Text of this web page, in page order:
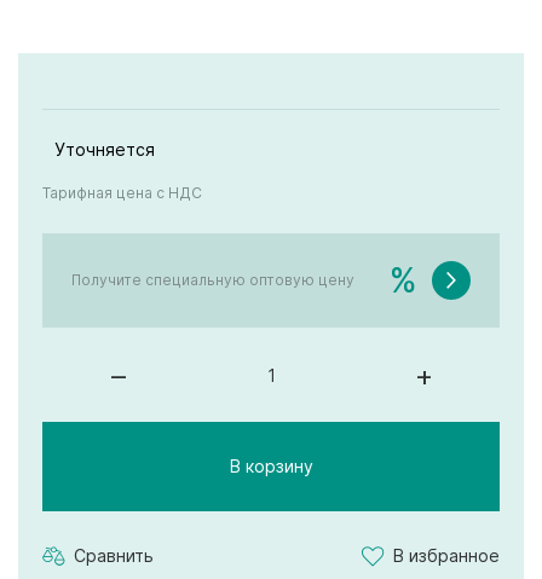
Уточняется
Тарифная цена с НДС
Получите специальную оптовую цену %
– +
В корзину
Сравнить В избранное